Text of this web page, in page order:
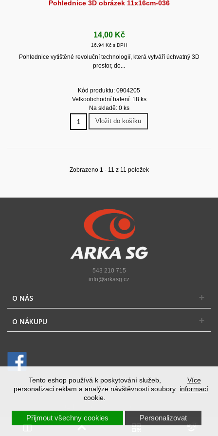
Tento eshop používá k poskytování služeb,
personalizaci reklam a analýze návštěvnosti soubory
cookie.
Více
informací
Přijmout všechny cookies Personalizovat
Pohlednice 3D obrázek 11x16cm-036
14,00 Kč
16,94 Kč s DPH
Pohlednice vytištěné revoluční technologií, která vytváří úchvatný 3D
prostor, do...
Kód produktu: 0904205
Velkoobchodní balení: 18 ks
Na skladě: 0 ks
Vložit do košíku
Zobrazeno 1 - 11 z 11 položek
543 210 715
info@arkasg.cz
O NÁS
O NÁKUPU
0